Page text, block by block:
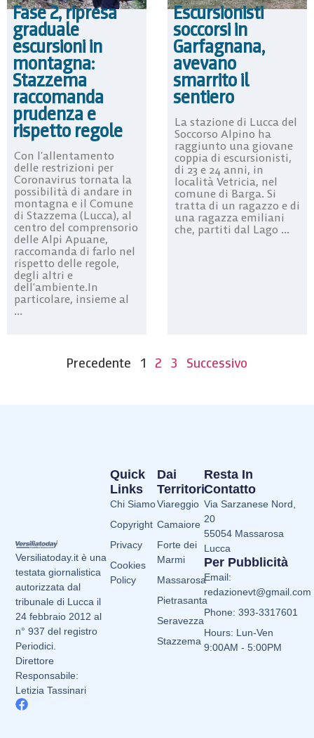
Fase 2, ripresa
graduale
escursioni in
montagna:
Stazzema
raccomanda
prudenza e
rispetto regole
Con l’allentamento
delle restrizioni per
Coronavirus tornata la
possibilità di andare in
montagna e il Comune
di Stazzema (Lucca), al
centro del comprensorio
delle Alpi Apuane,
raccomanda di farlo nel
rispetto delle regole,
degli altri e
dell’ambiente.In
particolare, insieme al
...
Escursionisti
soccorsi in
Garfagnana,
avevano
smarrito il
sentiero
La stazione di Lucca del
Soccorso Alpino ha
raggiunto una giovane
coppia di escursionisti,
di 23 e 24 anni, in
località Vetricia, nel
comune di Barga. Si
tratta di un ragazzo e di
una ragazza emiliani
che, partiti dal Lago ...
Precedente 1 2 3 Successivo
Versiliatoday.it è una
testata giornalistica
autorizzata dal
tribunale di Lucca il
24 febbraio 2012 al
n° 937 del registro
Periodici.
Direttore
Responsabile:
Letizia Tassinari
Dai
Territori
Viareggio
Camaiore
Forte dei
Marmi
Massarosa
Pietrasanta
Seravezza
Stazzema
Quick
Links
Chi Siamo
Copyright
Privacy
Cookies
Policy
Resta In
Contatto
Via Sarzanese Nord,
20
55054 Massarosa
Lucca
Per Pubblicità
Email:
redazionevt@gmail.com
Phone: 393-3317601
Hours: Lun-Ven
9:00AM - 5:00PM